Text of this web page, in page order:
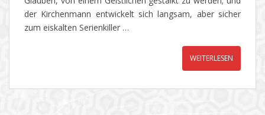
der Kirchenmann entwickelt sich langsam, aber sicher
zum eiskalten Serienkiller …
WEITERLESEN